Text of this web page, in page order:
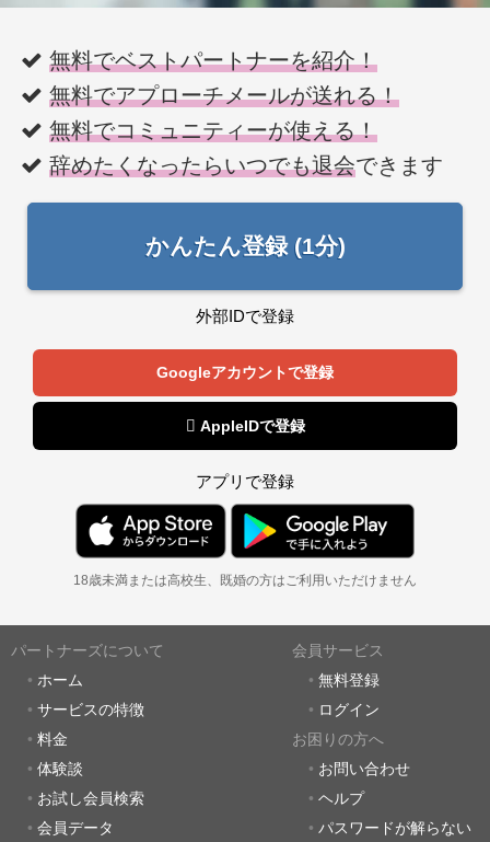
無料でベストパートナーを紹介！
無料でアプローチメールが送れる！
無料でコミュニティーが使える！
辞めたくなったらいつでも退会できます
かんたん登録 (1分)
外部IDで登録
Googleアカウントで登録
 AppleIDで登録
アプリで登録
18歳未満または高校生、既婚の方はご利用いただけません
パートナーズについて
ホーム
サービスの特徴
料金
体験談
お試し会員検索
会員データ
会員サービス
無料登録
ログイン
お困りの方へ
お問い合わせ
ヘルプ
パスワードが解らない